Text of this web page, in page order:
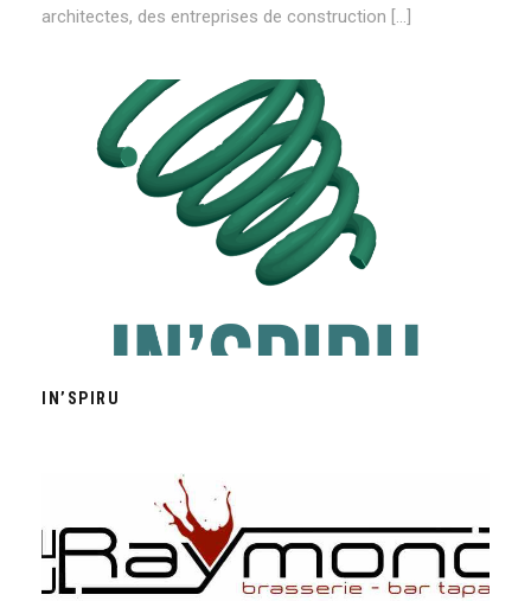
architectes, des entreprises de construction […]
IN’SPIRU
IN’SPIRU
LE RAYMOND